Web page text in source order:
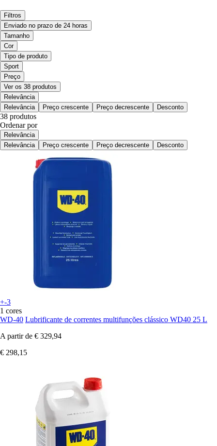
Filtros
Enviado no prazo de 24 horas
Tamanho
Cor
Tipo de produto
Sport
Preço
Ver os 38 produtos
Relevância
Relevância
Preço crescente Preço decrescente Desconto
38 produtos
Ordenar por
Relevância
Relevância
Preço crescente Preço decrescente Desconto
+-3
1 cores
WD-40 Lubrificante de correntes multifunções clássico WD40 25 L
A partir de € 329,94
€ 298,15